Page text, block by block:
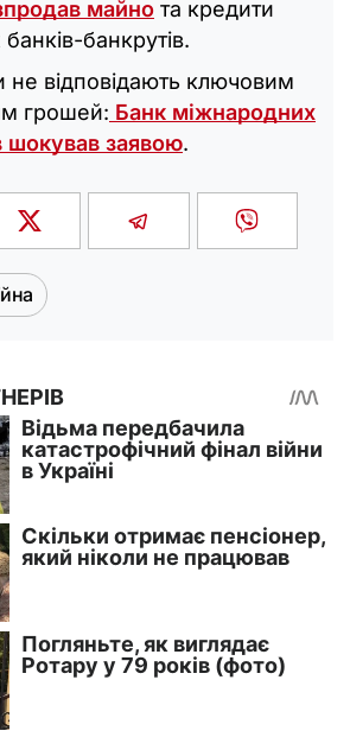
майно та кредити
банкрутів.
не відповідають ключовим
грошей: Банк міжнародних
шокував заявою.